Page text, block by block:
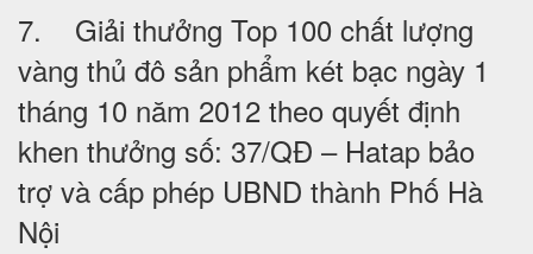
7. Giải thưởng Top 100 chất lượng
vàng thủ đô sản phẩm két bạc ngày 1
tháng 10 năm 2012 theo quyết định
khen thưởng số: 37/QĐ – Hatap bảo
trợ và cấp phép UBND thành Phố Hà
Nội